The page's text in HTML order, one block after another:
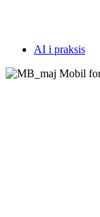
AI i praksis